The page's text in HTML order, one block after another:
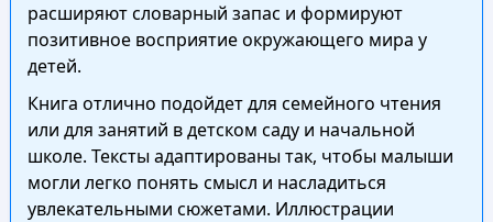
расширяют словарный запас и формируют
позитивное восприятие окружающего мира у
детей.
Книга отлично подойдет для семейного чтения
или для занятий в детском саду и начальной
школе. Тексты адаптированы так, чтобы малыши
могли легко понять смысл и насладиться
увлекательными сюжетами. Иллюстрации